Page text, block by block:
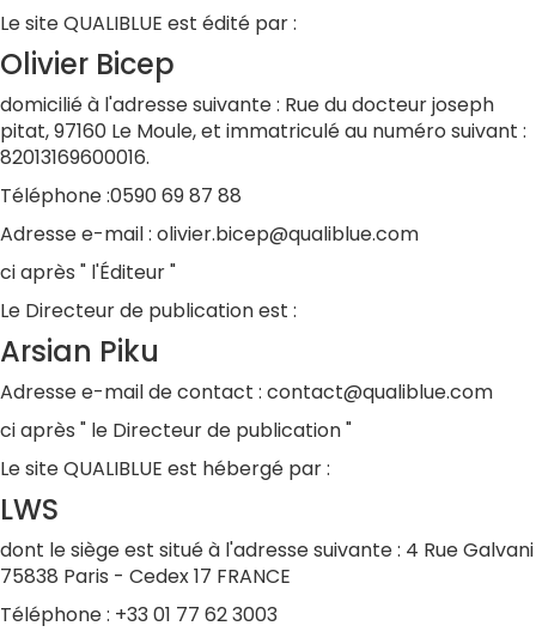
Le site QUALIBLUE est édité par :
Olivier Bicep
domicilié à l'adresse suivante : Rue du docteur joseph
pitat, 97160 Le Moule, et immatriculé au numéro suivant :
82013169600016.
Téléphone :0590 69 87 88
Adresse e-mail : olivier.bicep@qualiblue.com
ci après " l'Éditeur "
Le Directeur de publication est :
Arsian Piku
Adresse e-mail de contact : contact@qualiblue.com
ci après " le Directeur de publication "
Le site QUALIBLUE est hébergé par :
LWS
dont le siège est situé à l'adresse suivante : 4 Rue Galvani
75838 Paris - Cedex 17 FRANCE
Téléphone : +33 01 77 62 3003